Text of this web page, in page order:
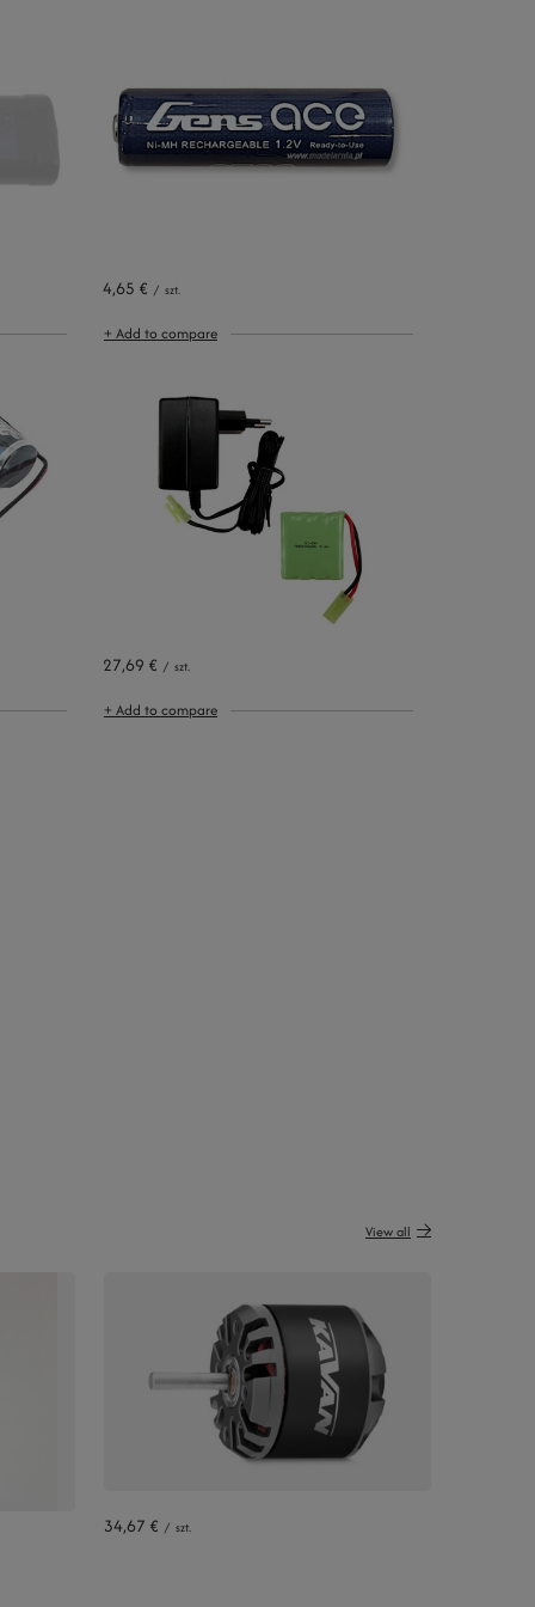
4,65 € / szt.
+ Add to compare
27,69 € / szt.
+ Add to compare
View all
34,67 € / szt.